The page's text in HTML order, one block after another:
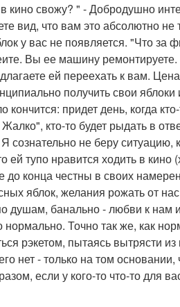
кино свожу? " - Добродушно
вид, что вам это абсолютно
у вас не появляется. "Что
Вы ее машину
ей переехать к вам.
получить свои
кончится: придет день, когда
кто-то будет рыдать в
сознательно не беру
ей тупо нравится ходить в
до конца честны в своих
яблок, желания рожать от
душам, банально - любви к нам
Точно так же, как
рэкетом, пытаясь вытрясти
нет - только на том
если у кого-то что-то для